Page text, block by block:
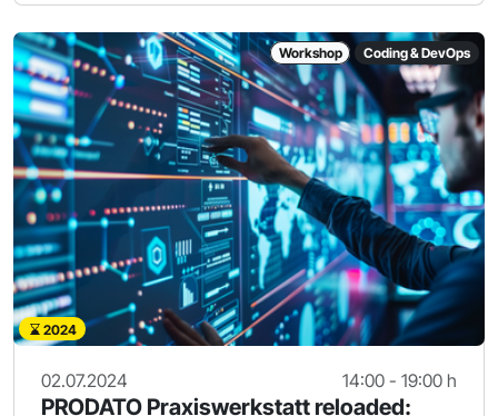
Workshop Coding & DevOps
2024
02.07.2024 14:00 - 19:00 h
PRODATO Praxiswerkstatt reloaded: